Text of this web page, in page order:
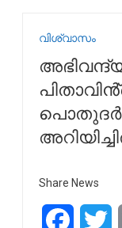
വിശ്വാസം
Share News